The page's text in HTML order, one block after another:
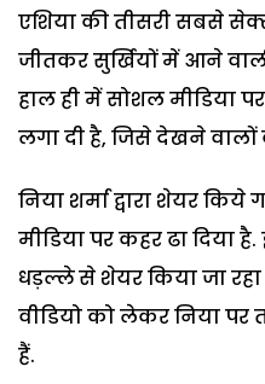
एशिया की तीसरी सबसे
जीतकर सुर्खियों में आने
हाल ही में सोशल मीडिया
लगा दी है, जिसे देखने वालों
निया शर्मा द्वारा शेयर
मीडिया पर कहर ढा दिया
धड़ल्ले से शेयर किया जा
वीडियो को लेकर निया
हैं.